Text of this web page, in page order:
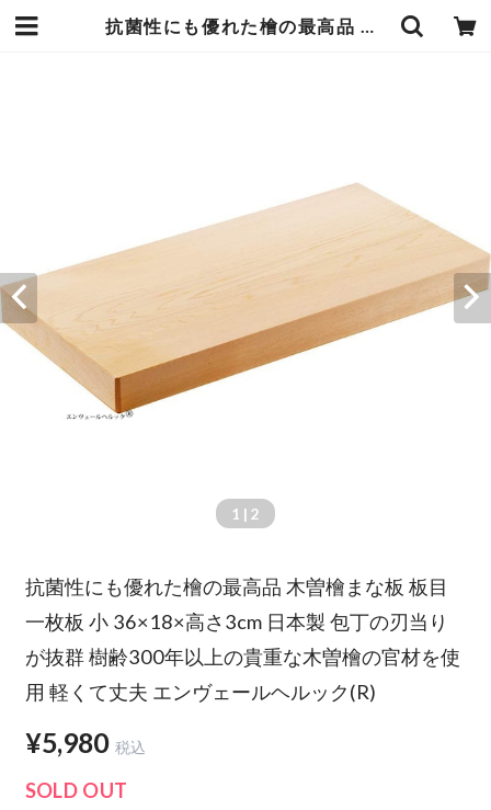
抗菌性にも優れた檜の最高品 木曽檜まな板 板目一枚板 小 36×18×高さ3cm 日本製 包丁の刃当りが抜群 樹齢300年以上の貴重な木曽檜の官材を使用 軽くて丈夫 エンヴェールヘルック(R) | エンジュール
1 | 2
抗菌性にも優れた檜の最高品 木曽檜まな板 板目
一枚板 小 36×18×高さ3cm 日本製 包丁の刃当り
が抜群 樹齢300年以上の貴重な木曽檜の官材を使
用 軽くて丈夫 エンヴェールヘルック(R)
¥5,980 税込
SOLD OUT